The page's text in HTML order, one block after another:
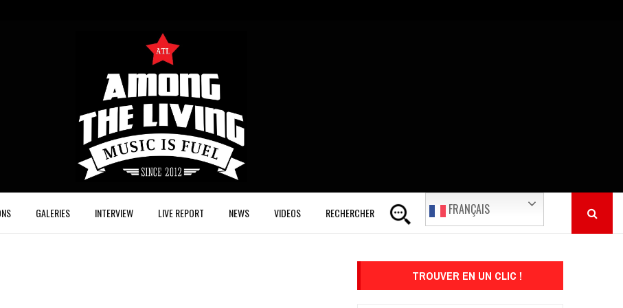
GALERIES INTERVIEW LIVE REPORT NEWS VIDEOS RECHERCHER FRANÇAIS
TROUVER EN UN CLIC !